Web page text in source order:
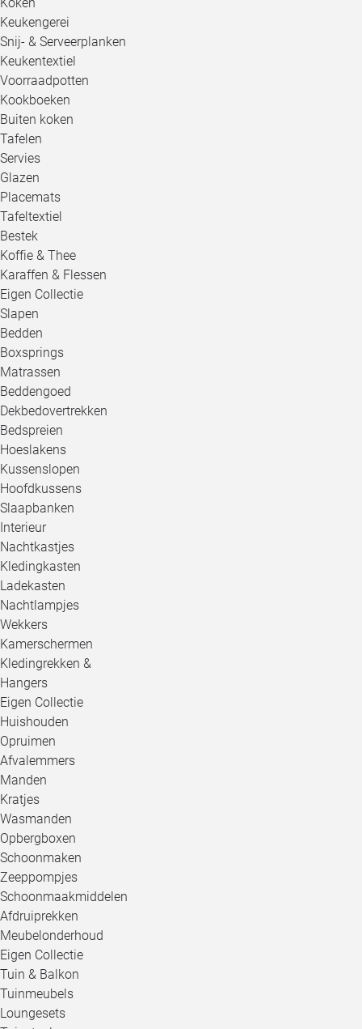
Keukengerei
Snij- & Serveerplanken
Keukentextiel
Voorraadpotten
Kookboeken
Buiten koken
Tafelen
Servies
Glazen
Placemats
Tafeltextiel
Bestek
Koffie & Thee
Karaffen & Flessen
Eigen Collectie
Slapen
Bedden
Boxsprings
Matrassen
Beddengoed
Dekbedovertrekken
Bedspreien
Hoeslakens
Kussenslopen
Hoofdkussens
Slaapbanken
Interieur
Nachtkastjes
Kledingkasten
Ladekasten
Nachtlampjes
Wekkers
Kamerschermen
Kledingrekken &
Hangers
Eigen Collectie
Huishouden
Opruimen
Afvalemmers
Manden
Kratjes
Wasmanden
Opbergboxen
Schoonmaken
Zeeppompjes
Schoonmaakmiddelen
Afdruiprekken
Meubelonderhoud
Eigen Collectie
Tuin & Balkon
Tuinmeubels
Loungesets